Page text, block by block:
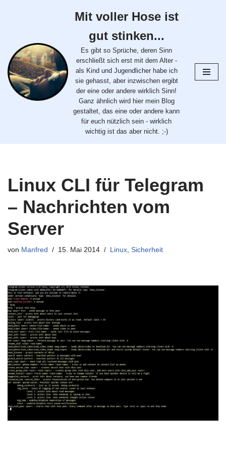
springen
Mit voller Hose ist
gut stinken...
Es gibt so Sprüche, deren Sinn
erschließt sich erst mit dem Alter -
als Kind und Jugendlicher habe ich
sie gehasst, aber inzwischen ergibt
der eine oder andere wirklich Sinn!
Ganz ähnlich wird hier mein Blog
gestaltet, das eine oder andere kann
für euch nützlich sein - wirklich
wichtig ist das aber nicht. ;-)
Linux CLI für Telegram
– Nachrichten vom
Server
von Manfred 15. Mai 2014 Linux, Sicherheit